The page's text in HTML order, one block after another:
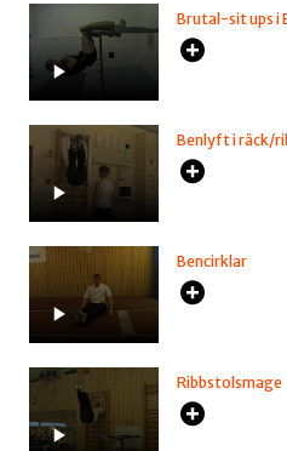
Brutal-sit ups i
Benlyft i räck/
Bencirklar
Ribbstolsmage